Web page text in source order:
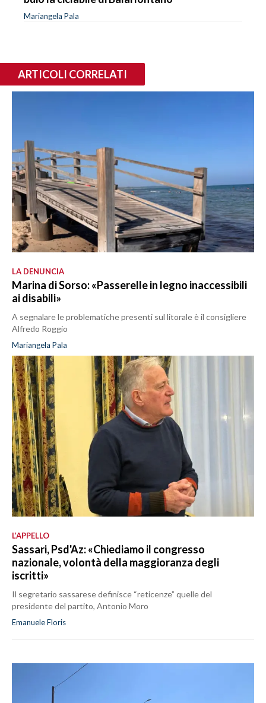
Mariangela Pala
ARTICOLI CORRELATI
LA DENUNCIA
Marina di Sorso: «Passerelle in legno inaccessibili
ai disabili»
A segnalare le problematiche presenti sul litorale è il consigliere
Alfredo Roggio
Mariangela Pala
L’APPELLO
Sassari, Psd'Az: «Chiediamo il congresso
nazionale, volontà della maggioranza degli
iscritti»
Il segretario sassarese definisce “reticenze” quelle del
presidente del partito, Antonio Moro
Emanuele Floris